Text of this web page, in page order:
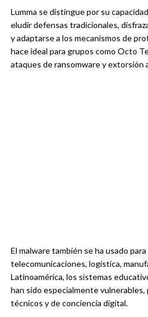
Lumma se distingue por su
eludir defensas tradicionales,
y adaptarse a los mecanismos de
hace ideal para grupos como Octo
ataques de ransomware y extorsión
El malware también se ha usado
telecomunicaciones, logística,
Latinoamérica, los sistemas
han sido especialmente
técnicos y de conciencia digital.